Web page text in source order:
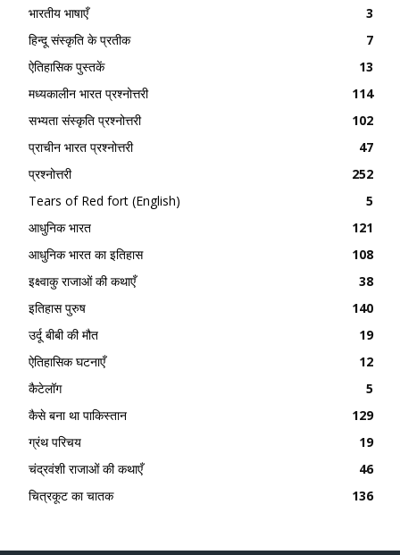
भारतीय भाषाएँ
3
हिन्दू संस्कृति के प्रतीक
7
ऐतिहासिक पुस्तकें
13
मध्यकालीन भारत प्रश्नोत्तरी
114
सभ्यता संस्कृति प्रश्नोत्तरी
102
प्राचीन भारत प्रश्नोत्तरी
47
प्रश्नोत्तरी
252
Tears of Red fort (English)
5
आधुनिक भारत
121
आधुनिक भारत का इतिहास
108
इक्ष्वाकु राजाओं की कथाएँ
38
इतिहास पुरुष
140
उर्दू बीबी की मौत
19
ऐतिहासिक घटनाएँ
12
कैटेलॉग
5
कैसे बना था पाकिस्तान
129
ग्रंथ परिचय
19
चंद्रवंशी राजाओं की कथाएँ
46
चित्रकूट का चातक
136